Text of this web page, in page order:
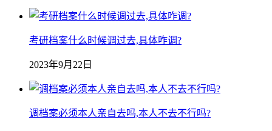
考研档案什么时候调过去,具体咋调?
2023年9月22日
调档案必须本人亲自去吗,本人不去不行吗?